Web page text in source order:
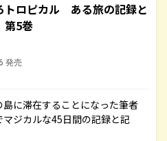
トロピカル ある旅の記録と
5巻
発売
に滞在することになった筆者
ジカルな45日間の記録と記